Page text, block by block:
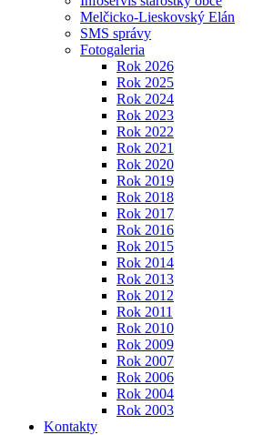
Melčicko-Lieskovský Elán
SMS správy
Fotogaleria
Rok 2026
Rok 2025
Rok 2024
Rok 2023
Rok 2022
Rok 2021
Rok 2020
Rok 2019
Rok 2018
Rok 2017
Rok 2016
Rok 2015
Rok 2014
Rok 2013
Rok 2012
Rok 2011
Rok 2010
Rok 2009
Rok 2007
Rok 2006
Rok 2004
Rok 2003
Kontakty